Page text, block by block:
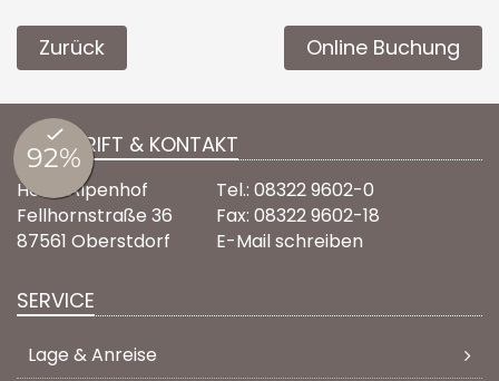
Zurück Online Buchung
ANSCHRIFT & KONTAKT
Hotel Alpenhof
Fellhornstraße 36
87561 Oberstdorf
Tel.: 08322 9602-0
Fax: 08322 9602-18
E-Mail schreiben
SERVICE
Lage & Anreise